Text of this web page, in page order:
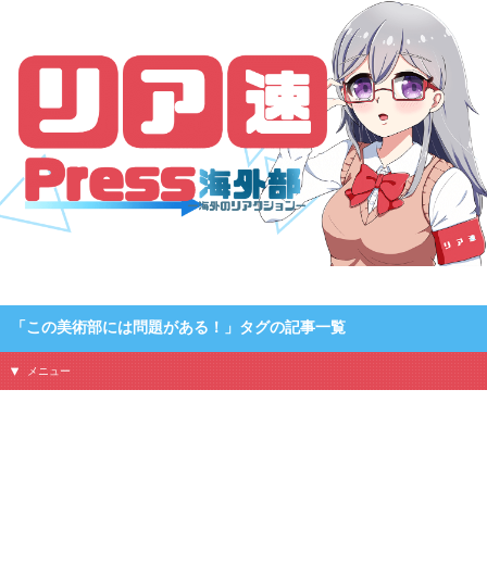
「この美術部には問題がある！」タグの記事一覧
メニュー